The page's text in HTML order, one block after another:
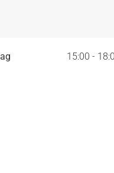
15:00 -